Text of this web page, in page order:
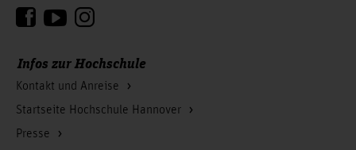
Infos zur Hochschule
Kontakt und Anreise
Startseite Hochschule Hannover
Presse